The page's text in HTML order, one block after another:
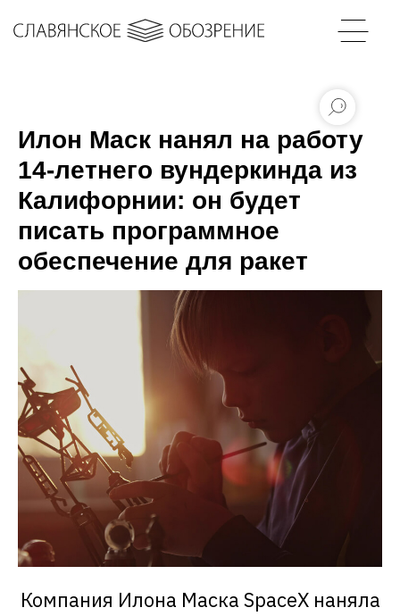
Илон Маск нанял на работу
14-летнего вундеркинда из
Калифорнии: он будет
писать программное
обеспечение для ракет
Компания Илона Маска SpaceX наняла